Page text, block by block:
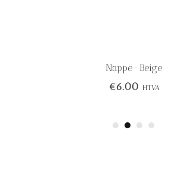
Nappe · Beige
€6.00 HTVA